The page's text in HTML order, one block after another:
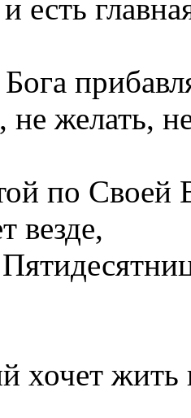
есть
желать,
по Своей
везде,
хочет жить